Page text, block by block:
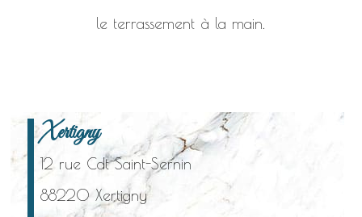
le terrassement à la main.
Xertigny
12 rue Cdt Saint-Sernin
88220 Xertigny